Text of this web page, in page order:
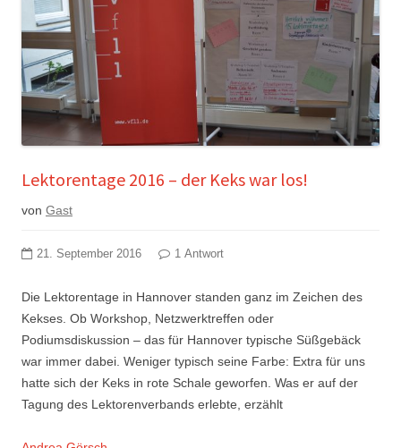
Lektorentage 2016 – der Keks war los!
von Gast
21. September 2016 1 Antwort
Die Lektorentage in Hannover standen ganz im Zeichen des
Kekses. Ob Workshop, Netzwerktreffen oder
Podiumsdiskussion – das für Hannover typische Süßgebäck
war immer dabei. Weniger typisch seine Farbe: Extra für uns
hatte sich der Keks in rote Schale geworfen. Was er auf der
Tagung des Lektorenverbands erlebte, erzählt